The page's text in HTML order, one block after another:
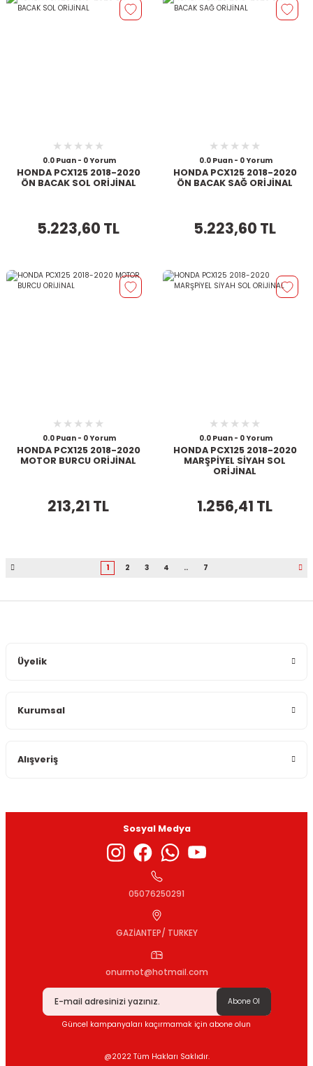
0.0 Puan - 0 Yorum
HONDA PCX125 2018-2020
ÖN BACAK SOL ORİJİNAL
5.223,60 TL
0.0 Puan - 0 Yorum
HONDA PCX125 2018-2020
ÖN BACAK SAĞ ORİJİNAL
5.223,60 TL
0.0 Puan - 0 Yorum
HONDA PCX125 2018-2020
MOTOR BURCU ORİJİNAL
213,21 TL
0.0 Puan - 0 Yorum
HONDA PCX125 2018-2020
MARŞPİYEL SİYAH SOL
ORİJİNAL
1.256,41 TL
1 2 3 4 .. 7
Üyelik
Kurumsal
Alışveriş
Sosyal Medya
05076250291
GAZİANTEP/ TURKEY
onurmot@hotmail.com
Abone Ol
Güncel kampanyaları kaçırmamak için abone olun
@2022 Tüm Hakları Saklıdır.